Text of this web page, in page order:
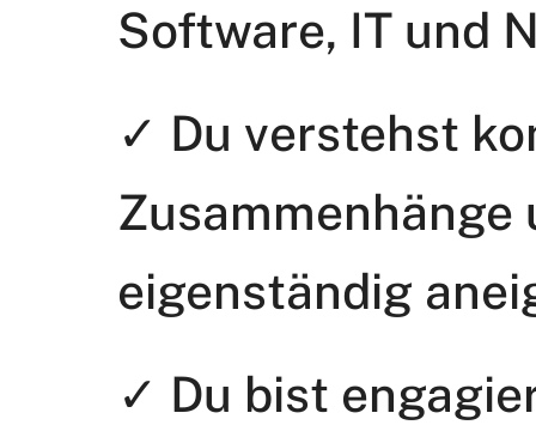
Software, IT und
✓ Du verstehst
Zusammenhänge
eigenständig
✓ Du bist